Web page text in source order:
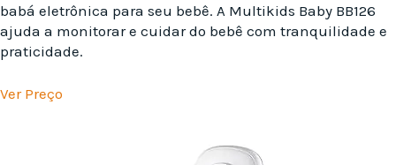
babá eletrônica para seu bebê. A Multikids Baby BB126
ajuda a monitorar e cuidar do bebê com tranquilidade e
praticidade.
Ver Preço